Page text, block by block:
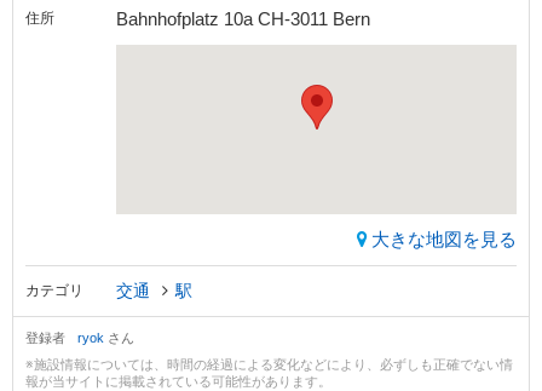
住所 Bahnhofplatz 10a CH-3011 Bern
大きな地図を見る
カテゴリ 交通 駅
登録者 ryok さん
※施設情報については、時間の経過による変化などにより、必ずしも正確でない情
報が当サイトに掲載されている可能性があります。